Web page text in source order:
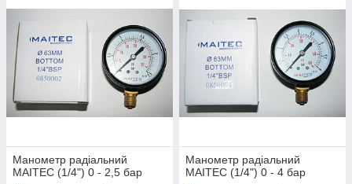
Манометр радіальний
MAITEC (1/4") 0 - 2,5 бар
Манометр радіальний
MAITEC (1/4") 0 - 4 бар